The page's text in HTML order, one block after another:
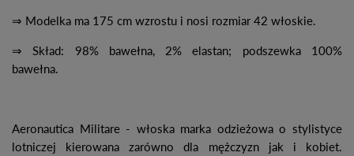
⇒ Modelka ma 175 cm wzrostu i nosi rozmiar 42 włoskie.
⇒ Skład: 98% bawełna, 2% elastan; podszewka 100%
bawełna.
Aeronautica Militare - włoska marka odzieżowa o stylistyce
lotniczej kierowana zarówno dla mężczyzn jak i kobiet.